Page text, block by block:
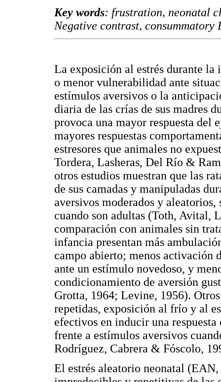
Key words: frustration, neonatal
Negative contrast,
La exposición al estrés durante
o menor vulnerabilidad ante
estímulos aversivos o la
diaria de las crías de sus madres
provoca una mayor respuesta
mayores respuestas
estresores que animales no
Tordera, Lasheras, Del Río &
otros estudios muestran que las
de sus camadas y manipuladas
aversivos moderados y
cuando son adultas (Toth, Avital,
comparación con animales sin
infancia presentan más
campo abierto; menos activación
ante un estímulo novedoso, y
condicionamiento de aversión
Grotta, 1964; Levine, 1956).
repetidas, exposición al frío y al
efectivos en inducir una
frente a estímulos aversivos
Rodríguez, Cabrera & Fóscolo,
El estrés aleatorio neonatal (EAN,